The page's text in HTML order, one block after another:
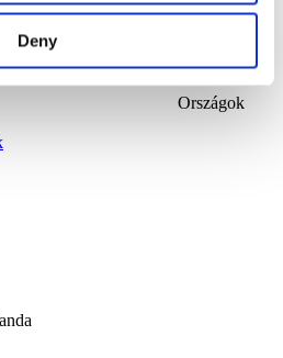
Deny
Országok